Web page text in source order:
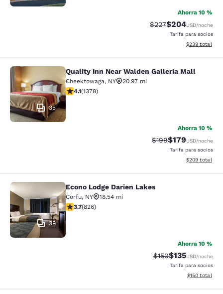
Ahorra 10 %
Precio tachado:
$227Precio con
$204USD/noche
Tarifa para socios
Ver detalles
$239 total
Quality Inn Near Walden Galleria
35
Quality Inn Near Walden Galleria Mall
Cheektowaga, NY
20.97 mi
calificación de 4.12 estrellas. Muy bueno. 1378 reseñas
4.1(1378)
Ahorra 10 %
Precio tachado:
$199Precio con
$179USD/noche
Tarifa para socios
Ver detalles
$209 total
Econo Lodge Darien Lakes
39
Econo Lodge Darien Lakes
Corfu, NY
18.54 mi
calificación de 3.69 estrellas. Bueno. 826 reseñas
3.7(826)
Ahorra 10 %
Precio tachado:
$150Precio con
$135USD/noche
Tarifa para socios
Ver detalles
$150 total